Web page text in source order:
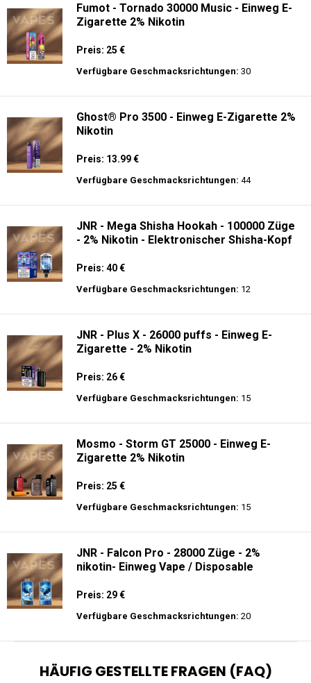
Fumot - Tornado 30000 Music - Einweg E-
Zigarette 2% Nikotin
Preis: 25 €
Verfügbare Geschmacksrichtungen: 30
Ghost® Pro 3500 - Einweg E-Zigarette 2%
Nikotin
Preis: 13.99 €
Verfügbare Geschmacksrichtungen: 44
JNR - Mega Shisha Hookah - 100000 Züge
- 2% Nikotin - Elektronischer Shisha-Kopf
Preis: 40 €
Verfügbare Geschmacksrichtungen: 12
JNR - Plus X - 26000 puffs - Einweg E-
Zigarette - 2% Nikotin
Preis: 26 €
Verfügbare Geschmacksrichtungen: 15
Mosmo - Storm GT 25000 - Einweg E-
Zigarette 2% Nikotin
Preis: 25 €
Verfügbare Geschmacksrichtungen: 15
JNR - Falcon Pro - 28000 Züge - 2%
nikotin- Einweg Vape / Disposable
Preis: 29 €
Verfügbare Geschmacksrichtungen: 20
HÄUFIG GESTELLTE FRAGEN (FAQ)